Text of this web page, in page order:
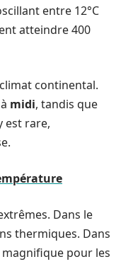
entre 12°C
atteindre 400
continental.
midi, tandis que
est rare,
Dans le
thermiques. Dans
magnifique pour les